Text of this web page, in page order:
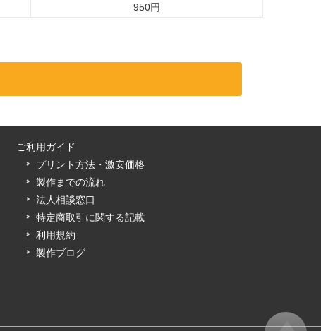
950円
ご利用ガイド
プリント方法・激安価格
製作までの流れ
法人相談窓口
特定商取引に関する記載
利用規約
製作ブログ